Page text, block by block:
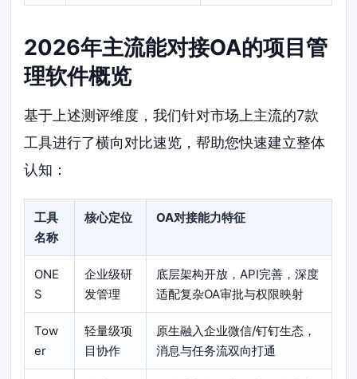
2026年主流能对接OA的项目管
理软件概览
基于上述测评维度，我们针对市场上主流的7款
工具进行了横向对比速览，帮助您快速建立整体
认知：
工具
名称
核心定位 OA对接能力特征
ONE
S
企业级研
发管理
底层架构开放，API完善，深度
适配复杂OA审批与权限映射
Tow
er
轻量级项
目协作
原生融入企业微信/钉钉生态，
消息与任务流双向打通